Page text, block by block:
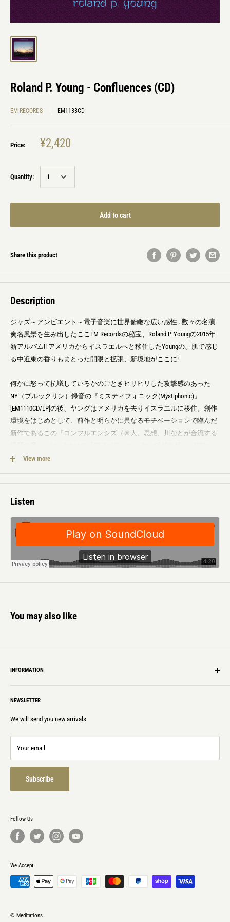
Roland P. Young - Confluences (CD)
EM RECORDS EM1133CD
Price: ¥2,420
Quantity:
Add to cart
Share this product
Description
ジャズ～アンビエント～電子音楽に世界俯瞰な広い感性...数々の名演
奏名風景を生み出したここEM Recordsの秘宝、Roland P. Youngの2015年
新アルバム!! アメリカからイスラエルへと移住したYoungの、肌で感じ
る中近東の香りもまとった開眼と拡張、新境地がここに!
何かに怒って抗議しているかのごときヒリヒリした攻撃感のあった
NY（ブルックリン）録音の『ミスティフォニック(Mystiphonic)』
[EM1110CD/LP]の後、ヤングはアメリカを去りイスラエルに移住。創作
環境をはじめとして、前作と明らかに異なるモチベーションで臨んだ
新作であるこの『コンフルエンシズ（※人、思想、川などが合流する
[EM1045CD/LP] の原点世界に立ち返ったような雰囲気も感じさせ、そこ
録音のテクニックを結びつけた新世界だ。
中近東系のスケールを用いたモード・ジャズのような謎めいた雰囲気
の「Clutch」から始まり、パーカッション＆キーボードの入り組んだ
ミニマルなフレーズ、独特のリズム感、彼のトレードマークであるカ
リンバと管楽器を様々に混じり合わせ、今回はターンテーブル使用の
スクラッチ音？も入れて、ヤング流の現在最新形エレクトロ・ミュー
ジックを展開。彼の強固な「アイソフォニック」哲学をコアにした揺
るぎない独自のエスニックさを聞かせ、相変わらずいつの時代の録音
数年で再復活しているNEW AGE ミュージック勢（*注）にも訴えかけ
ュージックを引用した作品群。
＋通常ジュエルケース
＋日本語・英語両表記
View more
Listen
You may also like
INFORMATION
Shipping Info
Privacy policy
Laws & Regulations
Refund policy
Terms of service
NEWSLETTER
We will send you new arrivals
Your email
Subscribe
© Meditations
Follow Us
We Accept